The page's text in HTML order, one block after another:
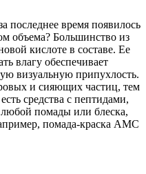
последнее время появилось
объема? Большинство из
кислоте в составе. Ее
влагу обеспечивает
визуальную припухлость.
и сияющих частиц, тем
средства с пептидами,
помады или блеска,
помада-краска AMC